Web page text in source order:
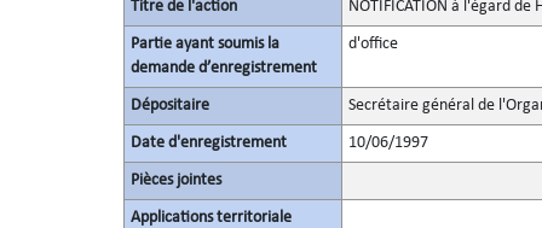
Titre de l'action NOTIFICATION à l'égard de
Partie ayant soumis la
demande d’enregistrement
d'office
Dépositaire Secrétaire général de
Date d'enregistrement 10/06/1997
Pièces jointes
Applications territoriale